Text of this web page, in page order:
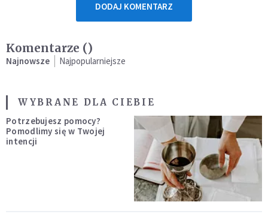
DODAJ KOMENTARZ
Komentarze ()
Najnowsze Najpopularniejsze
WYBRANE DLA CIEBIE
Potrzebujesz pomocy?
Pomodlimy się w Twojej
intencji